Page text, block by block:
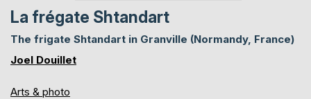
La frégate Shtandart
The frigate Shtandart in Granville (Normandy, France)
Joel Douillet
Arts & photo